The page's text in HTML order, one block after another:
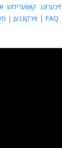
קאַווערידזש
ווירקונגען | | FAQ